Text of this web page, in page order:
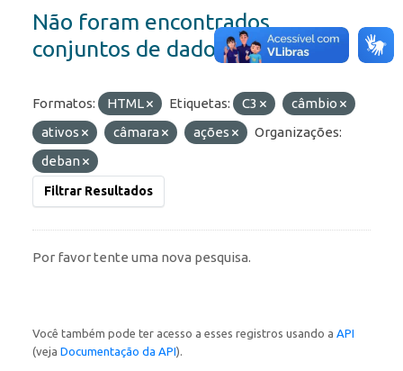
Não foram encontrados
conjuntos de dados
Formatos: HTML Etiquetas: C3
câmbio
ativos
câmara ações
Organizações:
deban
Filtrar Resultados
Por favor tente uma nova pesquisa.
Você também pode ter acesso a esses registros usando a API
(veja Documentação da API).